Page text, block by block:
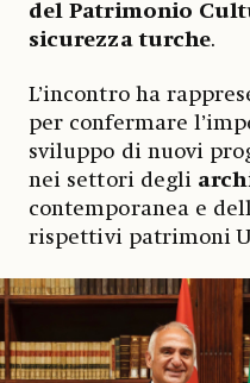
del Patrimonio
sicurezza turche.
L’incontro ha
per confermare
sviluppo di nuovi
nei settori degli
contemporanea e
rispettivi patrimoni